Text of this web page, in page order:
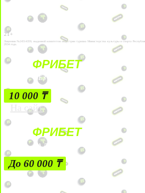
21+
Лицензии №24514359, выданной комитетом индустрии туризма Министерства культуры и спорта
2034 года.
ФРИБЕТ
БЕЗ УСЛОВИЙ
10 000 ₸
На сайт
ФРИБЕТ
ЗА ДЕПОЗИТЫ
До 60 000 ₸